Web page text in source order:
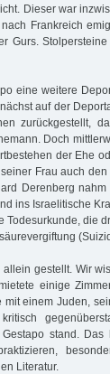
Dieser war
Frankreich
Gurs.
eine weitere
auf der
zurückgestellt,
Doch
der Ehe
Frau auch
Derenberg nahm
ins Israelitische
Todesurkunde, die
gestellt. Wir
einige
einem Juden,
stand.
Literatur.